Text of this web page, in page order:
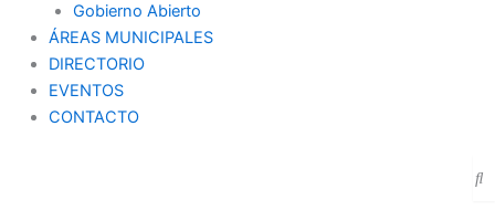
Gobierno Abierto
ÁREAS MUNICIPALES
DIRECTORIO
EVENTOS
CONTACTO